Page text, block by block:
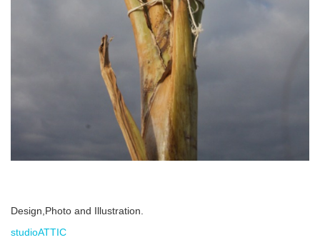
Design,Photo and Illustration.
studioATTIC